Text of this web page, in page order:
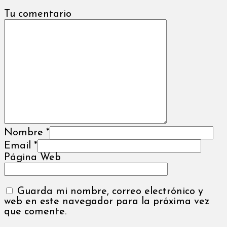
Tu comentario
Nombre *
Email *
Página Web
Guarda mi nombre, correo electrónico y
web en este navegador para la próxima vez
que comente.